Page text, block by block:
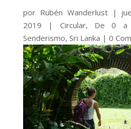
por Rubén Wanderlust|
2019 | Circular, De 0 a
Senderismo, Sri Lanka | 0